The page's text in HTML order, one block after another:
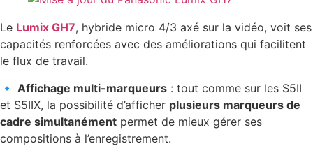
Le Lumix GH7, hybride micro 4/3 axé sur la vidéo, voit ses
capacités renforcées avec des améliorations qui facilitent
le flux de travail.
🔹 Affichage multi-marqueurs : tout comme sur les S5II
et S5IIX, la possibilité d’afficher plusieurs marqueurs de
cadre simultanément permet de mieux gérer ses
compositions à l’enregistrement.